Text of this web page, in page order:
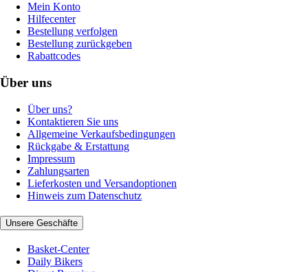
Mein Konto
Hilfecenter
Bestellung verfolgen
Bestellung zurückgeben
Rabattcodes
Über uns
Über uns?
Kontaktieren Sie uns
Allgemeine Verkaufsbedingungen
Rückgabe & Erstattung
Impressum
Zahlungsarten
Lieferkosten und Versandoptionen
Hinweis zum Datenschutz
Unsere Geschäfte
Basket-Center
Daily Bikers